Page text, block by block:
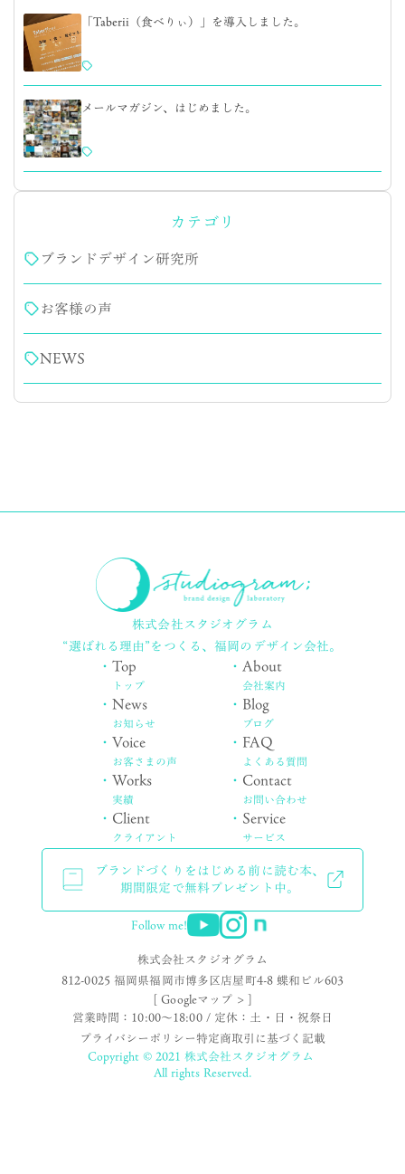
カテゴリ
ブランドデザイン研究所
お客様の声
NEWS
「Taberii（食べりぃ）」を導入しました。
メールマガジン、はじめました。
株式会社スタジオグラム
“選ばれる理由”をつくる、福岡のデザイン会社。
・Top
トップ
・News
お知らせ
・Voice
お客さまの声
・Works
実績
・ Client
クライアント
・About
会社案内
・ Blog
ブログ
・ FAQ
よくある質問
・ Contact
お問い合わせ
・ Service
サービス
ブランドづくりをはじめる前に読む本、
期間限定で無料プレゼント中。
Follow me!
株式会社スタジオグラム
812-0025 福岡県福岡市博多区店屋町4-8 蝶和ビル603
[ Googleマップ > ]
営業時間：10:00〜18:00 / 定休：土・日・祝祭日
プライバシーポリシー特定商取引に基づく記載
Copyright © 2021 株式会社スタジオグラム
All rights Reserved.